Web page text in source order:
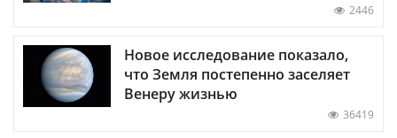
2446
Новое исследование показало,
что Земля постепенно заселяет
Венеру жизнью
36419